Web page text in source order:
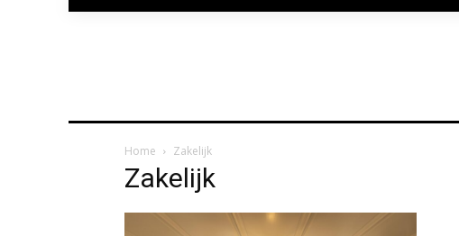
Home Zakelijk
Zakelijk